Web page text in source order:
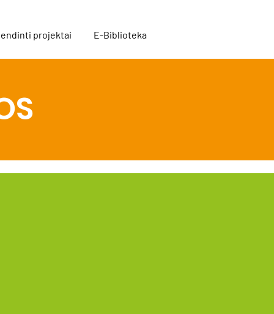
projektai E-Biblioteka